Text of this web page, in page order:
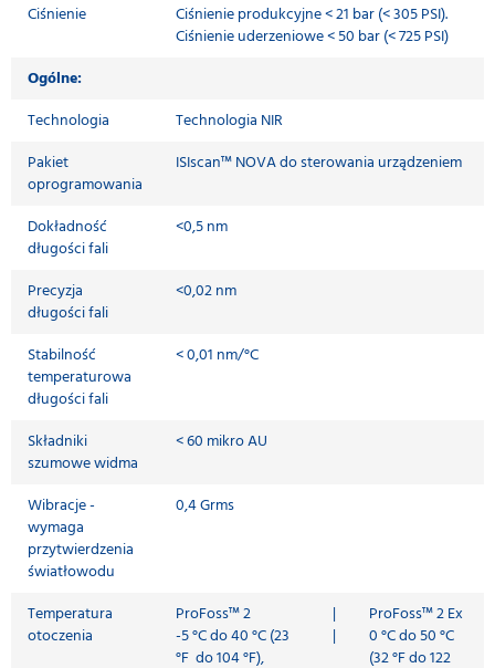
Ciśnienie
Ciśnienie produkcyjne < 21 bar (< 305 PSI).
Ciśnienie uderzeniowe < 50 bar (< 725 PSI)
Ogólne:
Technologia
Technologia NIR
Pakiet
oprogramowania
ISIscan™ NOVA do sterowania urządzeniem
Dokładność
długości fali
<0,5 nm
Precyzja
długości fali
<0,02 nm
Stabilność
temperaturowa
długości fali
< 0,01 nm/°C
Składniki
szumowe widma
< 60 mikro AU
Wibracje -
wymaga
przytwierdzenia
światłowodu
0,4 Grms
Temperatura
otoczenia
ProFoss™ 2
-5 °C do 40 °C (23
°F do 104 °F),
|
|
ProFoss™ 2 Ex
0 °C do 50 °C
(32 °F do 122